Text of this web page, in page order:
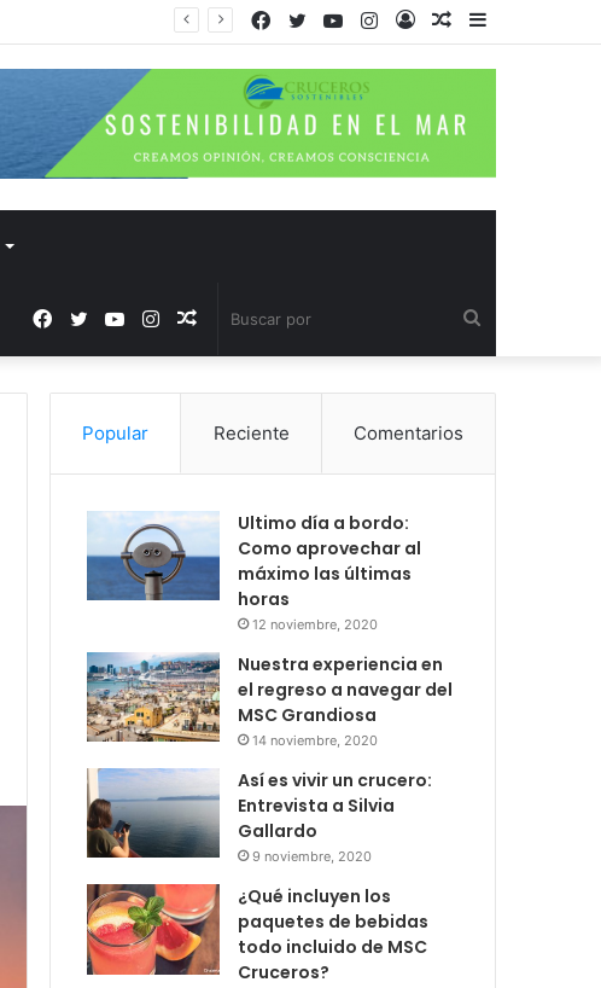
Barra
Publicación
Acceso
Instagram
YouTube
Twitter
Facebook
por
Publicación
al
Instagram
YouTube
Twitter
Facebook
Popular Reciente Comentarios
Ultimo día a bordo:
Como aprovechar al
máximo las últimas
horas
12 noviembre, 2020
Nuestra experiencia en
el regreso a navegar del
MSC Grandiosa
14 noviembre, 2020
Así es vivir un crucero:
Entrevista a Silvia
Gallardo
9 noviembre, 2020
¿Qué incluyen los
paquetes de bebidas
todo incluido de MSC
Cruceros?